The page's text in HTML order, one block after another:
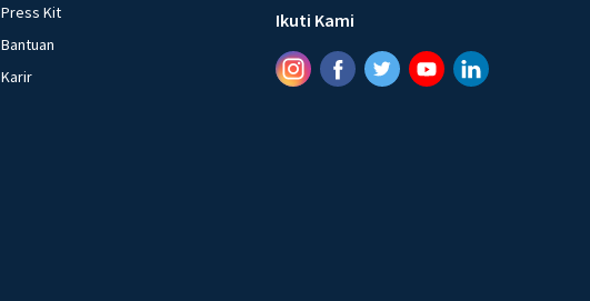
Press Kit
Bantuan
Karir
Ikuti Kami